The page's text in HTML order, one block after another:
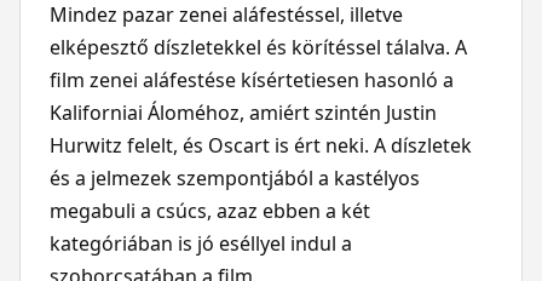
Mindez pazar zenei aláfestéssel, illetve
elképesztő díszletekkel és körítéssel tálalva. A
film zenei aláfestése kísértetiesen hasonló a
Kaliforniai Áloméhoz, amiért szintén Justin
Hurwitz felelt, és Oscart is ért neki. A díszletek
és a jelmezek szempontjából a kastélyos
megabuli a csúcs, azaz ebben a két
kategóriában is jó eséllyel indul a